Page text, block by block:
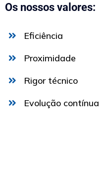
Os nossos valores:
Eficiência
Proximidade
Rigor técnico
Evolução contínua